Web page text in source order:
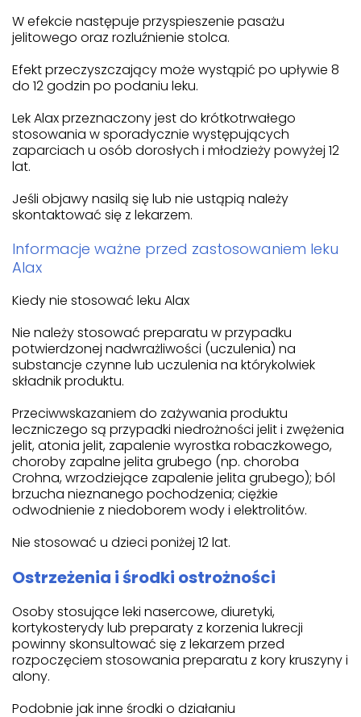
W efekcie następuje przyspieszenie pasażu
jelitowego oraz rozluźnienie stolca.
Efekt przeczyszczający może wystąpić po upływie 8
do 12 godzin po podaniu leku.
Lek Alax przeznaczony jest do krótkotrwałego
stosowania w sporadycznie występujących
zaparciach u osób dorosłych i młodzieży powyżej 12
lat.
Jeśli objawy nasilą się lub nie ustąpią należy
skontaktować się z lekarzem.
Informacje ważne przed zastosowaniem leku
Alax
Kiedy nie stosować leku Alax
Nie należy stosować preparatu w przypadku
potwierdzonej nadwrażliwości (uczulenia) na
substancje czynne lub uczulenia na którykolwiek
składnik produktu.
Przeciwwskazaniem do zażywania produktu
leczniczego są przypadki niedrożności jelit i zwężenia
jelit, atonia jelit, zapalenie wyrostka robaczkowego,
choroby zapalne jelita grubego (np. choroba
Crohna, wrzodziejące zapalenie jelita grubego); ból
brzucha nieznanego pochodzenia; ciężkie
odwodnienie z niedoborem wody i elektrolitów.
Nie stosować u dzieci poniżej 12 lat.
Ostrzeżenia i środki ostrożności
Osoby stosujące leki nasercowe, diuretyki,
kortykosterydy lub preparaty z korzenia lukrecji
powinny skonsultować się z lekarzem przed
rozpoczęciem stosowania preparatu z kory kruszyny i
alony.
Podobnie jak inne środki o działaniu